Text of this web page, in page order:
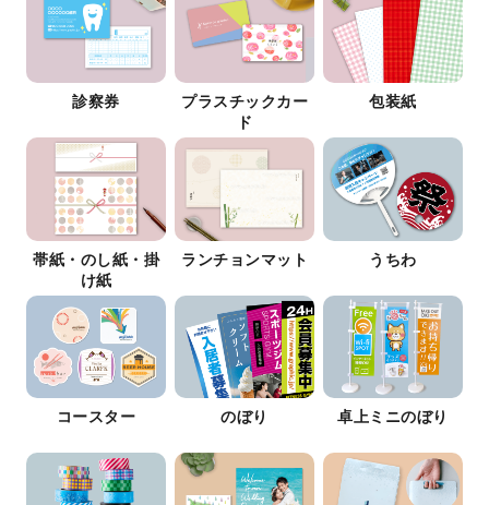
診察券
プラスチックカー
ド
包装紙
帯紙・のし紙・掛
け紙
ランチョンマット うちわ
コースター のぼり 卓上ミニのぼり